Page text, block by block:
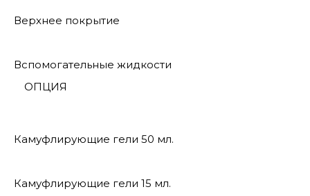
Верхнее покрытие
Вспомогательные жидкости
ОПЦИЯ
Камуфлирующие гели 50 мл.
Камуфлирующие гели 15 мл.